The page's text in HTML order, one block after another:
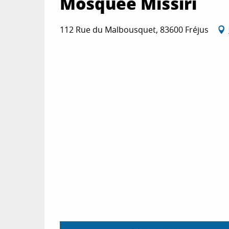
112 Rue du Malbousquet, 83600 Fréjus